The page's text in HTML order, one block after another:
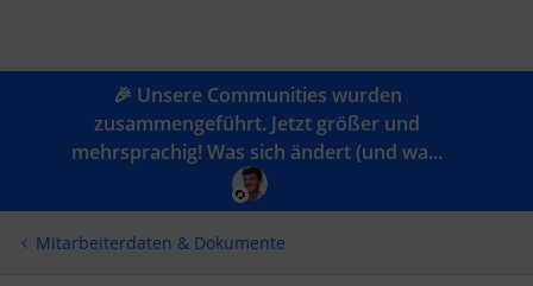
🎉 Unsere Communities wurden
zusammengeführt. Jetzt größer und
mehrsprachig! Was sich ändert (und wa...
Mitarbeiterdaten & Dokumente